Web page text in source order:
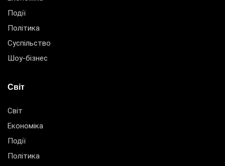
Події
Політика
Суспільство
Шоу-бізнес
Світ
Світ
Економіка
Події
Політика